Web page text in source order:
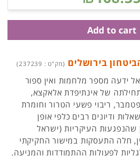
בירושלים (מק"ט : 237239)
ידעה מספר מלחמות ואין ספור
של אינתיפדת אלאקצא,
ריבוי פשעי הטרור וחומרת
ודיונים רבים כלפי אופן
שהנפגעות העיקריות (ישראל
חלה התעסקות במישור החקיקתי
לפעולות ההתמודדות והמניעה.
Add to cart